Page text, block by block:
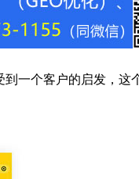
一个客户的启发，